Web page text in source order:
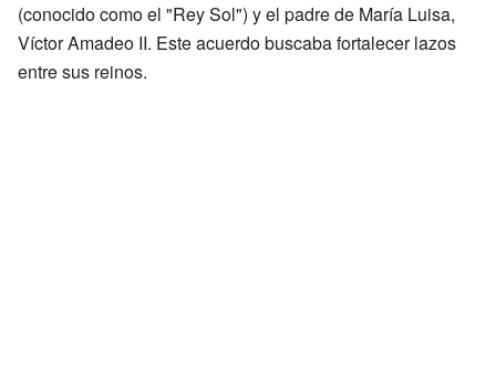
(conocido como el "Rey Sol") y el padre de María Luisa,
Víctor Amadeo II. Este acuerdo buscaba fortalecer lazos
entre sus reinos.